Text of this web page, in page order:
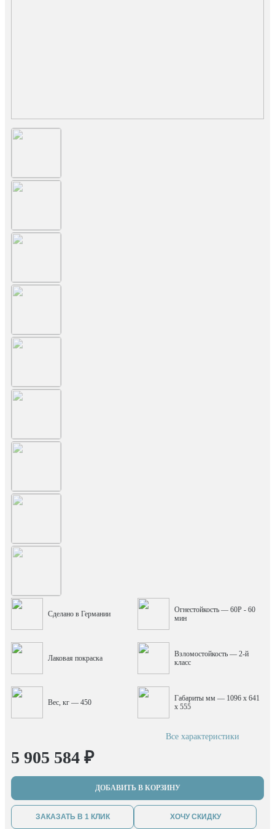
Сделано в Германии
Огнестойкость — 60P - 60
мин
Лаковая покраска
Взломостойкость — 2-й
класс
Вес, кг — 450
Габариты мм — 1096 x 641
x 555
Все характеристики
5 905 584 ₽
ДОБАВИТЬ В КОРЗИНУ
ЗАКАЗАТЬ В 1 КЛИК ХОЧУ СКИДКУ